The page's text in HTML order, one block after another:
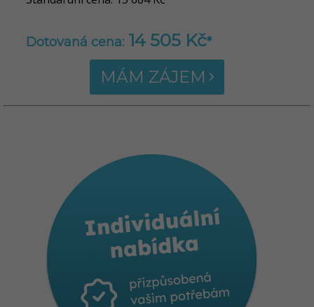
Dotovaná cena: 14 505 Kč*
MÁM ZÁJEM